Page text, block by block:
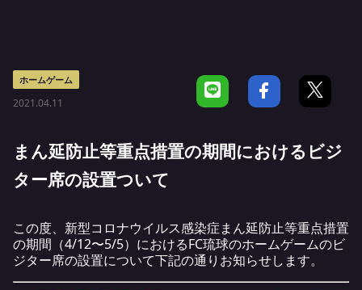
ホームゲーム
2021.04.11
まん延防止等重点措置の期間におけるビジ
ター席の設置ついて
この度、新型コロナウイルス感染症まん延防止等重点措置
の期間（4/12〜5/5）におけるFC琉球のホームゲームのビ
ジター席の設置について下記の通りお知らせします。